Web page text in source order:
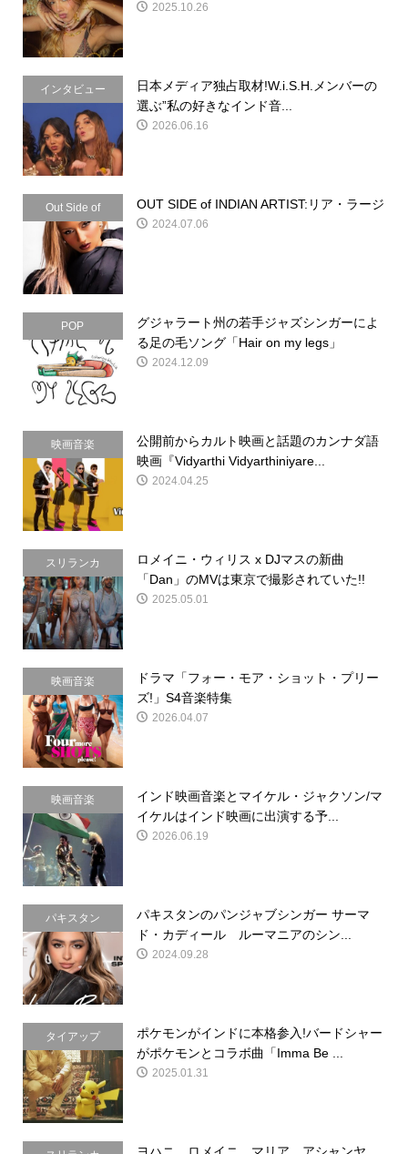
2025.10.26
インタビュー
日本メディア独占取材!W.i.S.H.メンバーの
選ぶ”私の好きなインド音...
2026.06.16
Out Side of
Indian
OUT SIDE of INDIAN ARTIST:リア・ラージ
2024.07.06
POP
グジャラート州の若手ジャズシンガーによ
る足の毛ソング「Hair on my legs」
2024.12.09
映画音楽
公開前からカルト映画と話題のカンナダ語
映画『Vidyarthi Vidyarthiniyare...
2024.04.25
スリランカ
ロメイニ・ウィリス x DJマスの新曲
「Dan」のMVは東京で撮影されていた!!
2025.05.01
映画音楽
ドラマ「フォー・モア・ショット・プリー
ズ!」S4音楽特集
2026.04.07
映画音楽
インド映画音楽とマイケル・ジャクソン/マ
イケルはインド映画に出演する予...
2026.06.19
パキスタン
パキスタンのパンジャブシンガー サーマ
ド・カディール ルーマニアのシン...
2024.09.28
タイアップ
ポケモンがインドに本格参入!バードシャー
がポケモンとコラボ曲「Imma Be ...
2025.01.31